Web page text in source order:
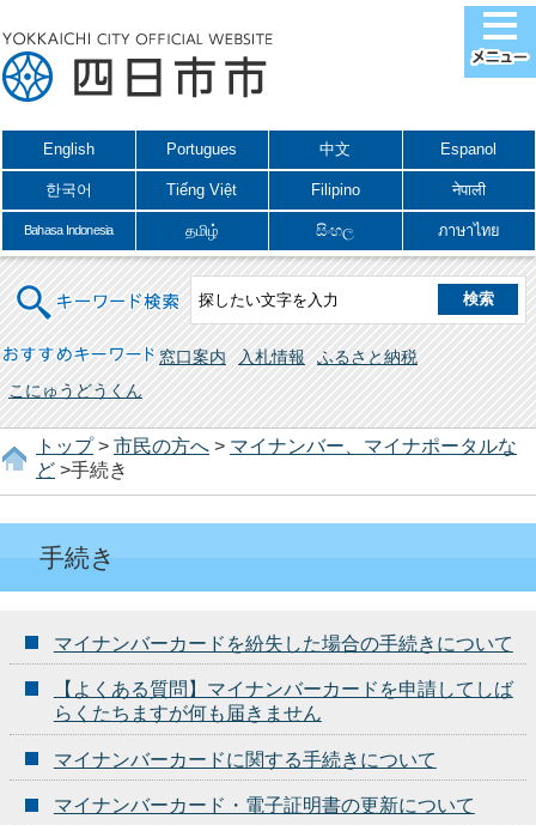
English Portugues 中文 Espanol
한국어 Tiếng Việt Filipino नेपाली
Bahasa Indonesia தமிழ் සිංහල ภาษาไทย
キーワード検索
おすすめキーワード 窓口案内 入札情報
ふるさと納税
こにゅうどうくん
トップ> 市民の方へ > マイナンバー、マイナポータルな
ど >手続き
手続き
マイナンバーカードを紛失した場合の手続きについて
【よくある質問】マイナンバーカードを申請してしば
らくたちますが何も届きません
マイナンバーカードに関する手続きについて
マイナンバーカード・電子証明書の更新について